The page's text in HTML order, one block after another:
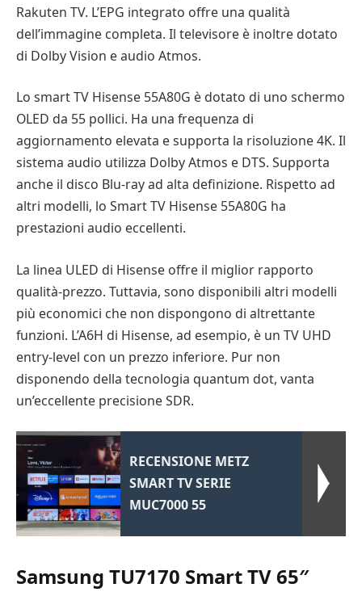
Rakuten TV. L’EPG integrato offre una qualità
dell’immagine completa. Il televisore è inoltre dotato
di Dolby Vision e audio Atmos.
Lo smart TV Hisense 55A80G è dotato di uno schermo
OLED da 55 pollici. Ha una frequenza di
aggiornamento elevata e supporta la risoluzione 4K. Il
sistema audio utilizza Dolby Atmos e DTS. Supporta
anche il disco Blu-ray ad alta definizione. Rispetto ad
altri modelli, lo Smart TV Hisense 55A80G ha
prestazioni audio eccellenti.
La linea ULED di Hisense offre il miglior rapporto
qualità-prezzo. Tuttavia, sono disponibili altri modelli
più economici che non dispongono di altrettante
funzioni. L’A6H di Hisense, ad esempio, è un TV UHD
entry-level con un prezzo inferiore. Pur non
disponendo della tecnologia quantum dot, vanta
un’eccellente precisione SDR.
RECENSIONE METZ
SMART TV SERIE
MUC7000 55
Samsung TU7170 Smart TV 65″